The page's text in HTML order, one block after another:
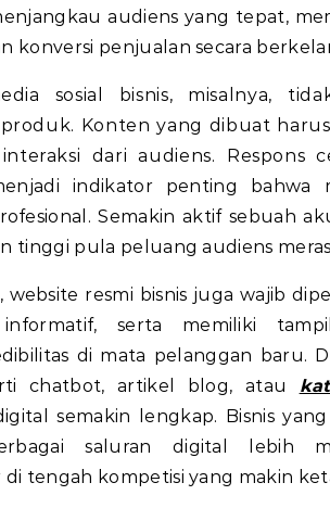
audiens yang tepat,
konversi penjualan secara
sosial bisnis, misalnya,
Konten yang dibuat
dari audiens. Respons
indikator penting bahwa
Semakin aktif sebuah
tinggi pula peluang audiens
website resmi bisnis juga wajib
serta memiliki
di mata pelanggan baru.
chatbot, artikel blog, atau
semakin lengkap. Bisnis
saluran digital lebih
di tengah kompetisi yang makin